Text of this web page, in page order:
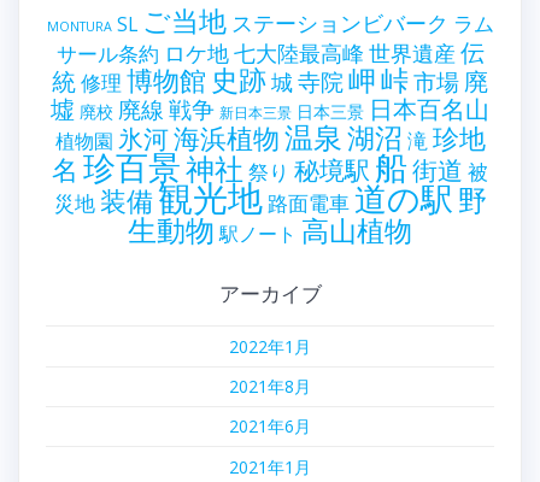
MONTURA SL ご当地 ステーションビバーク ラム
サール条約 ロケ地七大陸最高峰 世界遺産 伝
統修理 博物館 史跡城寺院岬峠市場廃
墟 廃校 廃線戦争 新日本三景 日本三景 日本百名山
植物園 氷河海浜植物温泉湖沼 滝珍地
名 珍百景神社 祭り 秘境駅 船街道 被
災地装備観光地 路面電車道の駅野
生動物 駅ノート 高山植物
アーカイブ
2022年1月
2021年8月
2021年6月
2021年1月